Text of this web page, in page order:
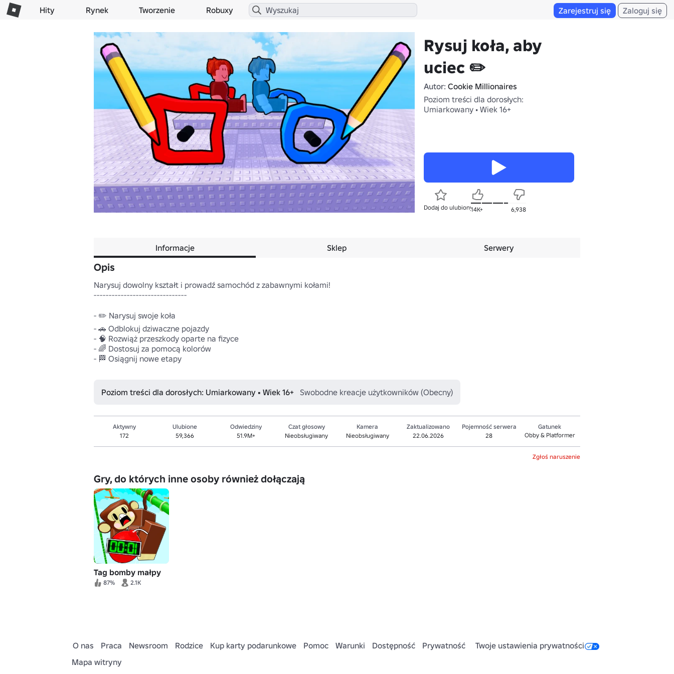
Hity Rynek Tworzenie Robuxy Zarejestruj się Zaloguj się
Rysuj koła, aby
uciec ✏️
Autor: Cookie Millionaires
Poziom treści dla dorosłych:
Umiarkowany • Wiek 16+
Dodaj do ulubionych
14K+ 6,938
Informacje Sklep Serwery
Opis
Narysuj dowolny kształt i prowadź samochód z zabawnymi kołami!
-------------------------------
- ✏️ Narysuj swoje koła
- 🚗 Odblokuj dziwaczne pojazdy
- 🧠 Rozwiąż przeszkody oparte na fizyce
- 🌈 Dostosuj za pomocą kolorów
- 🏁 Osiągnij nowe etapy
Poziom treści dla dorosłych: Umiarkowany • Wiek 16+ Swobodne kreacje użytkowników (Obecny)
Aktywny
172
Ulubione
59,366
Odwiedziny
51.9M+
Czat głosowy
Nieobsługiwany
Kamera
Nieobsługiwany
Zaktualizowano
22.06.2026
Pojemność serwera
28
Gatunek
Obby & Platformer
Zgłoś naruszenie
Gry, do których inne osoby również dołączają
Tag bomby małpy
87% 2.1K
O nas Praca Newsroom Rodzice Kup karty podarunkowe Pomoc Warunki Dostępność Prywatność
Twoje ustawienia prywatności
Mapa witryny